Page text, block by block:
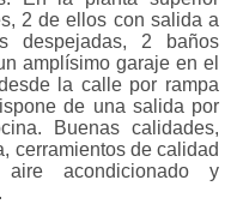
2 de ellos con salida a
despejadas, 2 baños
amplísimo garaje en el
la calle por rampa
de una salida por
Buenas calidades,
cerramientos de calidad
aire acondicionado y